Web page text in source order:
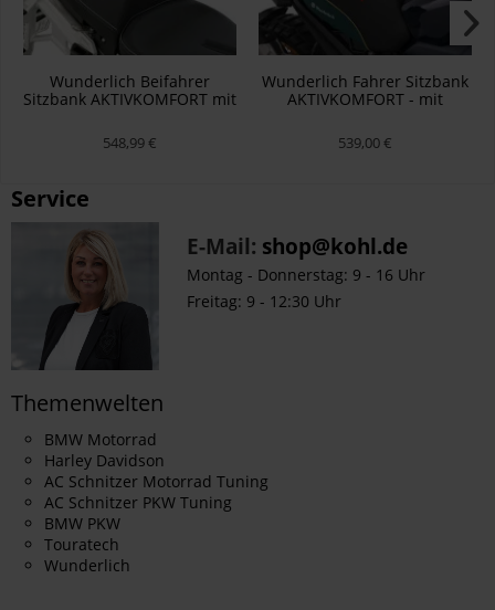
Wunderlich Beifahrer
Sitzbank AKTIVKOMFORT mit
Play R 1300 GS Adventure - S
548,99 €
Wunderlich Fahrer Sitzbank
AKTIVKOMFORT - mit
Play R 1300 GS - grün-gold
539,00 €
Service
E-Mail: shop@kohl.de
Montag - Donnerstag: 9 - 16 Uhr
Freitag: 9 - 12:30 Uhr
Themenwelten
BMW Motorrad
Harley Davidson
AC Schnitzer Motorrad Tuning
AC Schnitzer PKW Tuning
BMW PKW
Touratech
Wunderlich